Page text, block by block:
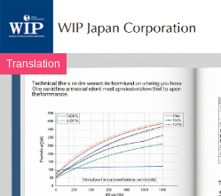
Translation